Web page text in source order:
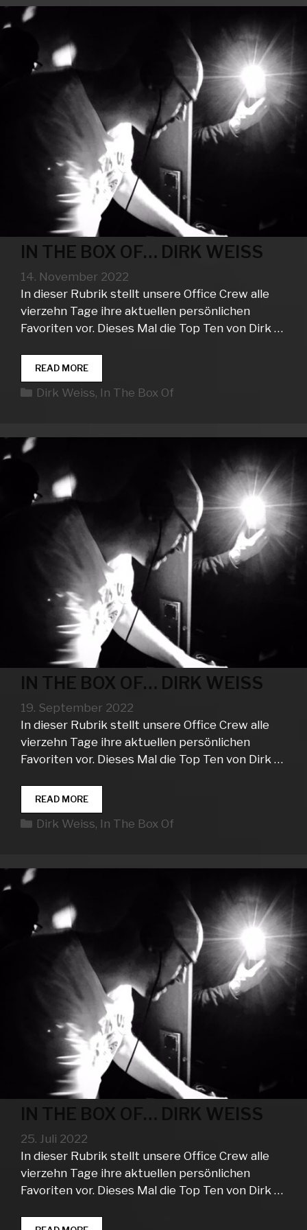
IN THE BOX OF… DIRK WEISS
14. November 2022
In dieser Rubrik stellt unsere Office Crew alle
vierzehn Tage ihre aktuellen persönlichen
Favoriten vor. Dieses Mal die Top Ten von Dirk …
READ MOREIN
THE
BOX
Kategorien
Dirk Weiss, In The Box Of
IN THE BOX OF… DIRK WEISS
19. September 2022
In dieser Rubrik stellt unsere Office Crew alle
vierzehn Tage ihre aktuellen persönlichen
Favoriten vor. Dieses Mal die Top Ten von Dirk …
READ MOREIN
THE
BOX
Kategorien
Dirk Weiss, In The Box Of
IN THE BOX OF… DIRK WEISS
25. Juli 2022
In dieser Rubrik stellt unsere Office Crew alle
vierzehn Tage ihre aktuellen persönlichen
Favoriten vor. Dieses Mal die Top Ten von Dirk …